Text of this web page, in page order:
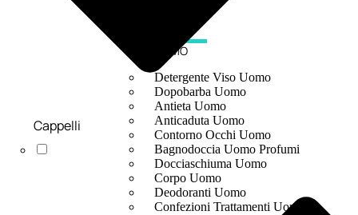
UOMO
Detergente Viso Uomo
Dopobarba Uomo
Antieta Uomo
Anticaduta Uomo
Contorno Occhi Uomo
Bagnodoccia Uomo Profumi
Docciaschiuma Uomo
Corpo Uomo
Deodoranti Uomo
Confezioni Trattamenti Uomo
Cappelli